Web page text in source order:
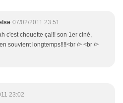
07/02/2011 23:51
c'est chouette ça!!! son 1er ciné,
souvient longtemps!!!!<br /> <br />
23:02